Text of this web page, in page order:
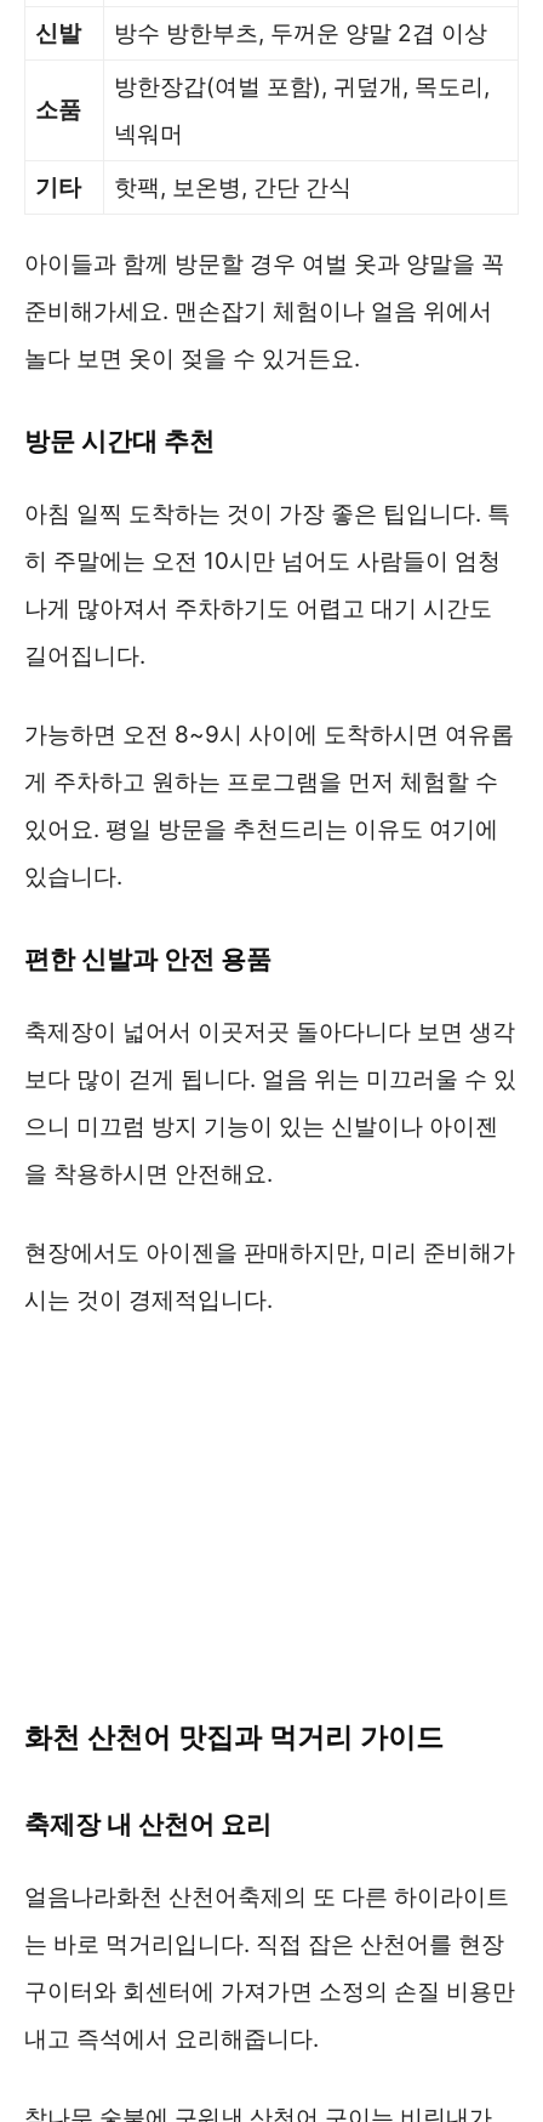
신발
방수 방한부츠, 두꺼운 양말 2겹 이상
소품
방한장갑(여벌 포함), 귀덮개, 목도리,
넥워머
기타
핫팩, 보온병, 간단 간식
아이들과 함께 방문할 경우 여벌 옷과 양말을 꼭
준비해가세요. 맨손잡기 체험이나 얼음 위에서
놀다 보면 옷이 젖을 수 있거든요.
방문 시간대 추천
아침 일찍 도착하는 것이 가장 좋은 팁입니다. 특
히 주말에는 오전 10시만 넘어도 사람들이 엄청
나게 많아져서 주차하기도 어렵고 대기 시간도
길어집니다.
가능하면 오전 8~9시 사이에 도착하시면 여유롭
게 주차하고 원하는 프로그램을 먼저 체험할 수
있어요. 평일 방문을 추천드리는 이유도 여기에
있습니다.
편한 신발과 안전 용품
축제장이 넓어서 이곳저곳 돌아다니다 보면 생각
보다 많이 걷게 됩니다. 얼음 위는 미끄러울 수 있
으니 미끄럼 방지 기능이 있는 신발이나 아이젠
을 착용하시면 안전해요.
현장에서도 아이젠을 판매하지만, 미리 준비해가
시는 것이 경제적입니다.
화천 산천어 맛집과 먹거리 가이드
축제장 내 산천어 요리
얼음나라화천 산천어축제의 또 다른 하이라이트
는 바로 먹거리입니다. 직접 잡은 산천어를 현장
구이터와 회센터에 가져가면 소정의 손질 비용만
내고 즉석에서 요리해줍니다.